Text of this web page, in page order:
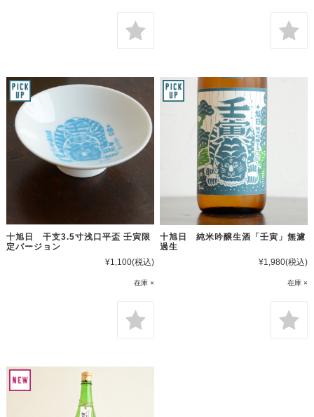
十旭日 干支3.5寸浅口平盃 壬寅限
定バージョン
¥1,100(税込)
在庫 ×
十旭日 純米吟醸生酒「壬寅」無濾
過生
¥1,980(税込)
在庫 ×